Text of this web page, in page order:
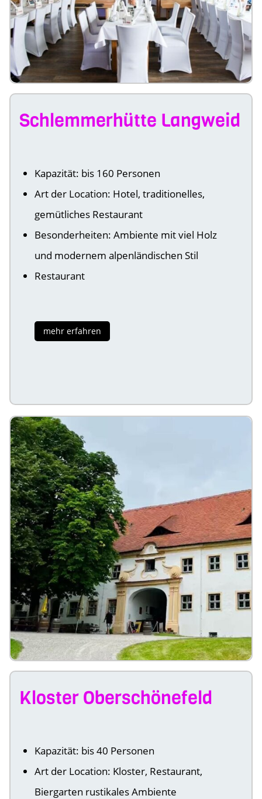
Schlemmerhütte Langweid
Kapazität: bis 160 Personen
Art der Location: Hotel, traditionelles,
gemütliches Restaurant
Besonderheiten: Ambiente mit viel Holz
und modernem alpenländischen Stil
Restaurant
mehr erfahren
Kloster Oberschönefeld
Kapazität: bis 40 Personen
Art der Location: Kloster, Restaurant,
Biergarten rustikales Ambiente